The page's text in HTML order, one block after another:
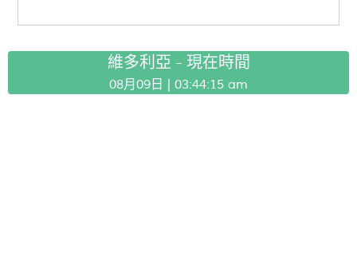
維多利亞 - 現在時間
08月09日 | 03:44:16 am